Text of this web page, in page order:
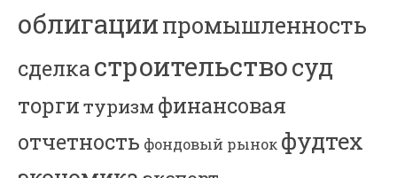
облигациипромышленность
сделкастроительствосуд
торгитуризм финансовая
отчетность фондовый рынок фудтех